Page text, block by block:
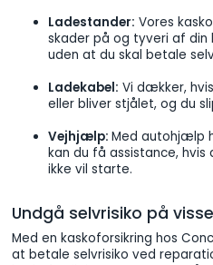
Ladestander: Vores
skader på og tyveri af din
uden at du skal betale
Ladekabel: Vi dækker,
eller bliver stjålet, og du
Vejhjælp:Med autohjælp
kan du få assistance, hvis
ikke vil starte.
Undgå selvrisiko på
Med en kaskoforsikring hos
at betale selvrisiko ved